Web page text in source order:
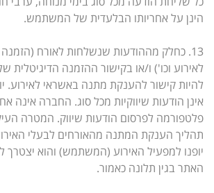
הינן על אחריותו הבלעדית של המשתמש.
13. כחלק מההודעות שנשלחות לאורח (הזמנה
לאירוע וכו') ו/או בקישור ההזמנה הדיגיטלית
להיות קישור להענקת מתנה באשראי לאירוע.
אינן הודעות שיווקיות מכל סוג. החברה אינה
פלטפורמה לפרסום הודעות שיווק. המטרה
תהליך הענקת המתנה מהאורחים לבעלי
יופנו למפעיל האירוע (המשתמש) והוא
האתר בגין תלונה כאמור.